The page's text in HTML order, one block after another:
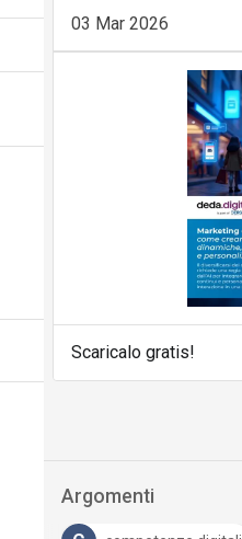
03 Mar 2026
Scaricalo gratis!
Argomenti